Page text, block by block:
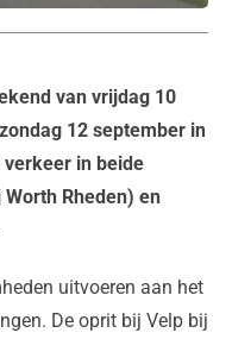
van vrijdag 10
12 september in
in beide
Rheden) en
uitvoeren aan het
De oprit bij Velp bij